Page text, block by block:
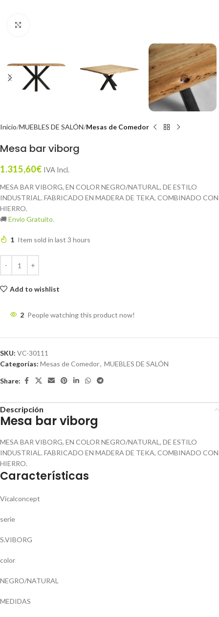
Inicio MUEBLES DE SALÓN Mesas de Comedor
Mesa bar viborg
1.315,60€ IVA Incl.
MESA BAR VIBORG, EN COLOR NEGRO/NATURAL, DE ESTILO
INDUSTRIAL. FABRICADO EN MADERA DE TEKA, COMBINADO CON
HIERRO.
🚚 Envío Gratuito.
1 Item sold in last 3 hours
Add to wishlist
2 People watching this product now!
SKU: VC-30111
Categorías: Mesas de Comedor, MUEBLES DE SALÓN
Share:
Descripción
Mesa bar viborg
MESA BAR VIBORG, EN COLOR NEGRO/NATURAL, DE ESTILO
INDUSTRIAL. FABRICADO EN MADERA DE TEKA, COMBINADO CON
HIERRO.
Características
Vicalconcept
serie
S.VIBORG
color
NEGRO/NATURAL
MEDIDAS